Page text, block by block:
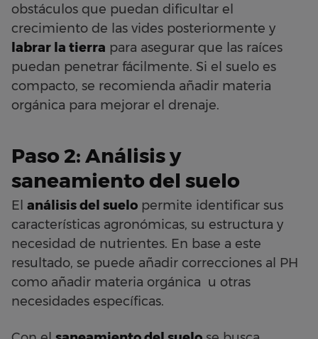
obstáculos que puedan dificultar el
crecimiento de las vides posteriormente y
labrar la tierra para asegurar que las raíces
puedan penetrar fácilmente. Si el suelo es
compacto, se recomienda añadir materia
orgánica para mejorar el drenaje.
Paso 2: Análisis y
saneamiento del suelo
El análisis del suelo permite identificar sus
características agronómicas, su estructura y
necesidad de nutrientes. En base a este
resultado, se puede añadir correcciones al PH
como añadir materia orgánica u otras
necesidades específicas.